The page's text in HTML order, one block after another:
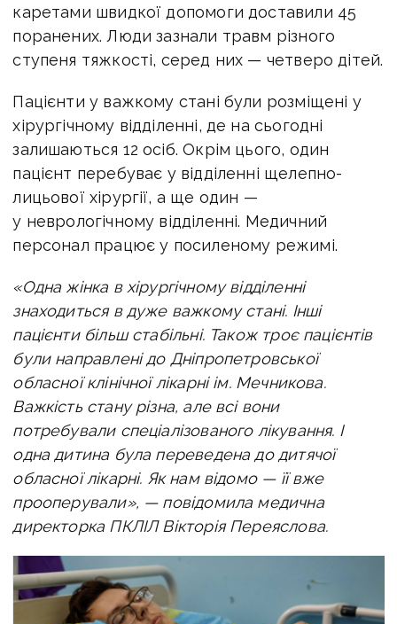
каретами швидкої допомоги доставили 45
поранених. Люди зазнали травм різного
ступеня тяжкості, серед них — четверо дітей.
Пацієнти у важкому стані були розміщені у
хірургічному відділенні, де на сьогодні
залишаються 12 осіб. Окрім цього, один
пацієнт перебуває у відділенні щелепно-
лицьової хірургії, а ще один —
у неврологічному відділенні. Медичний
персонал працює у посиленому режимі.
«Одна жінка в хірургічному відділенні
знаходиться в дуже важкому стані. Інші
пацієнти більш стабільні. Також троє пацієнтів
були направлені до Дніпропетровської
обласної клінічної лікарні ім. Мечникова.
Важкість стану різна, але всі вони
потребували спеціалізованого лікування. І
одна дитина була переведена до дитячої
обласної лікарні. Як нам відомо — її вже
прооперували», — повідомила медична
директорка ПКЛІЛ Вікторія Переяслова.